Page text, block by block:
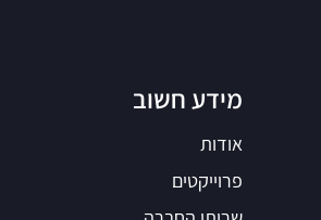
מידע חשוב
אודות
פרוייקטים